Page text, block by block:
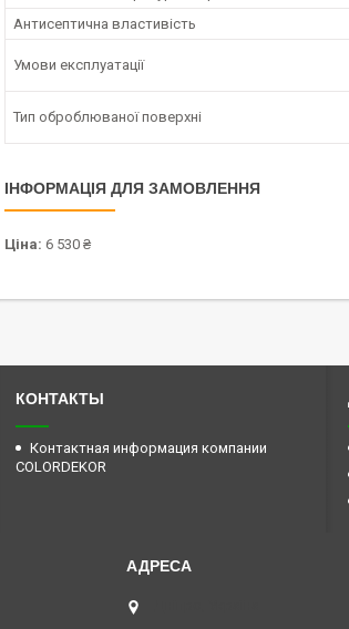
Антисептична властивість
Умови експлуатації
Тип оброблюваної поверхні
ІНФОРМАЦІЯ ДЛЯ ЗАМОВЛЕННЯ
Ціна: 6 530 ₴
КОНТАКТЫ
Контактная информация компании
COLORDEKOR